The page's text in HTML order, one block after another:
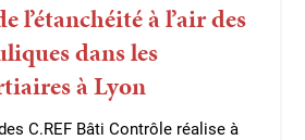
l’étanchéité à l’air des
dans les
à Lyon
C.REF Bâti Contrôle réalise à